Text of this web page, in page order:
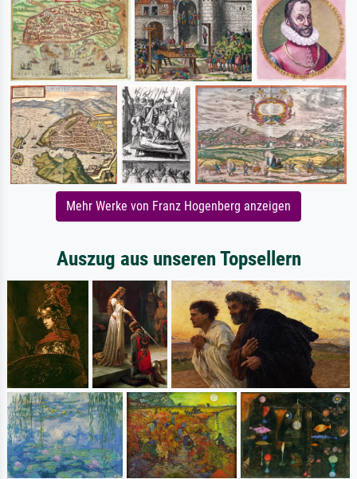
Mehr Werke von Franz Hogenberg anzeigen
Auszug aus unseren Topsellern